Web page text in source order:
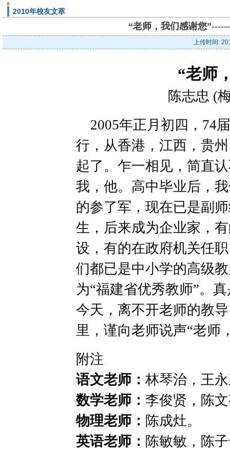
2010年校友文萃
“老师，我们感谢您
上传时间:
“老师
陈志忠 (
2005年正月初四，74
行，从香港，江西，贵
起了。乍一相见，简直
我，他。高中毕业后，
的参了军，现在已是副
生，后来成为企业家，
设，有的在政府机关任
们都已是中小学的高级
为“福建省优秀教师”。
今天，离不开老师的教
里，谨向老师说声“老师
附注
语文老师： 林琴治，王
数学老师： 李俊贤，陈
物理老师： 陈成灶。
英语老师： 陈敏敏，陈